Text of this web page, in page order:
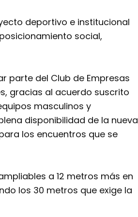
deportivo e institucional
social,
parte del Club de Empresas
gracias al acuerdo suscrito
masculinos y
disponibilidad de la nueva
los encuentros que se
a 12 metros más en
los 30 metros que exige la